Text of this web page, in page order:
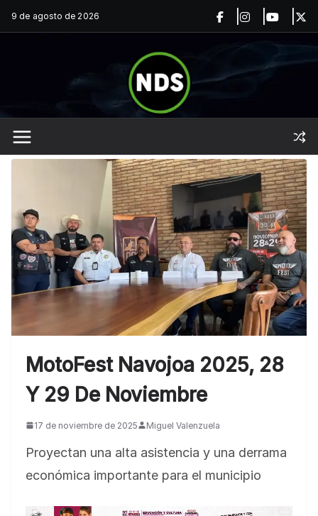
Saltar
al
9 de agosto de 2026
MotoFest Navojoa 2025, 28
Y 29 De Noviembre
17 de noviembre de 2025 Miguel Valenzuela
Proyectan una alta asistencia y una derrama
económica importante para el municipio